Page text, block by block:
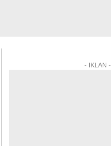
- IKLAN -